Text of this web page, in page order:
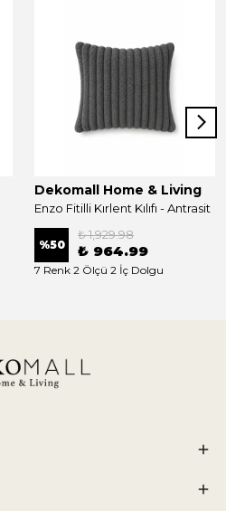
Dekomall Home & Living
Enzo Fitilli Kırlent Kılıfı - Antrasit
%50
₺ 1,929.98
₺ 964.99
7 Renk 2 Ölçü 2 İç Dolgu